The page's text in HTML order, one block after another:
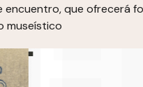
encuentro, que ofrecerá
museístico